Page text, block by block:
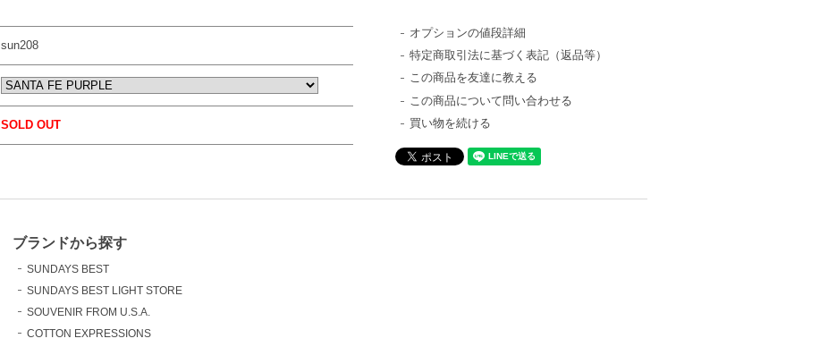
sun208
SOLD OUT
オプションの値段詳細
特定商取引法に基づく表記（返品等）
この商品を友達に教える
この商品について問い合わせる
買い物を続ける
ブランドから探す
SUNDAYS BEST
SUNDAYS BEST LIGHT STORE
SOUVENIR FROM U.S.A.
COTTON EXPRESSIONS